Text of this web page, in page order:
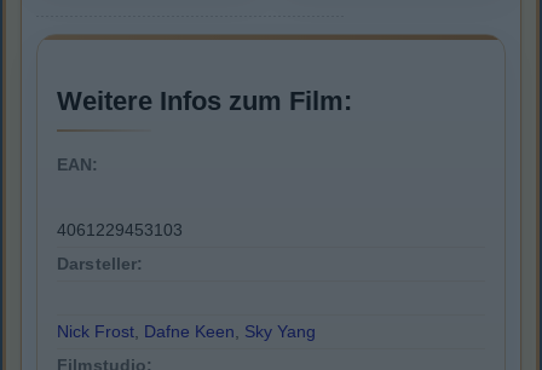
Weitere Infos zum Film:
EAN:
4061229453103
Darsteller:
Nick Frost, Dafne Keen, Sky Yang
Filmstudio: